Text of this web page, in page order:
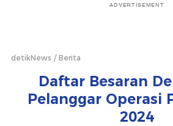
ADVERTISEMENT
detikNews Berita
Daftar Besaran
Pelanggar Operasi
2024